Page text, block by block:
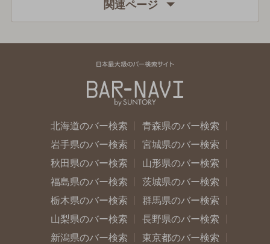
関連ページ
北海道のバー検索
青森県のバー検索
岩手県のバー検索
宮城県のバー検索
秋田県のバー検索
山形県のバー検索
福島県のバー検索
茨城県のバー検索
栃木県のバー検索
群馬県のバー検索
山梨県のバー検索
長野県のバー検索
新潟県のバー検索
東京都のバー検索